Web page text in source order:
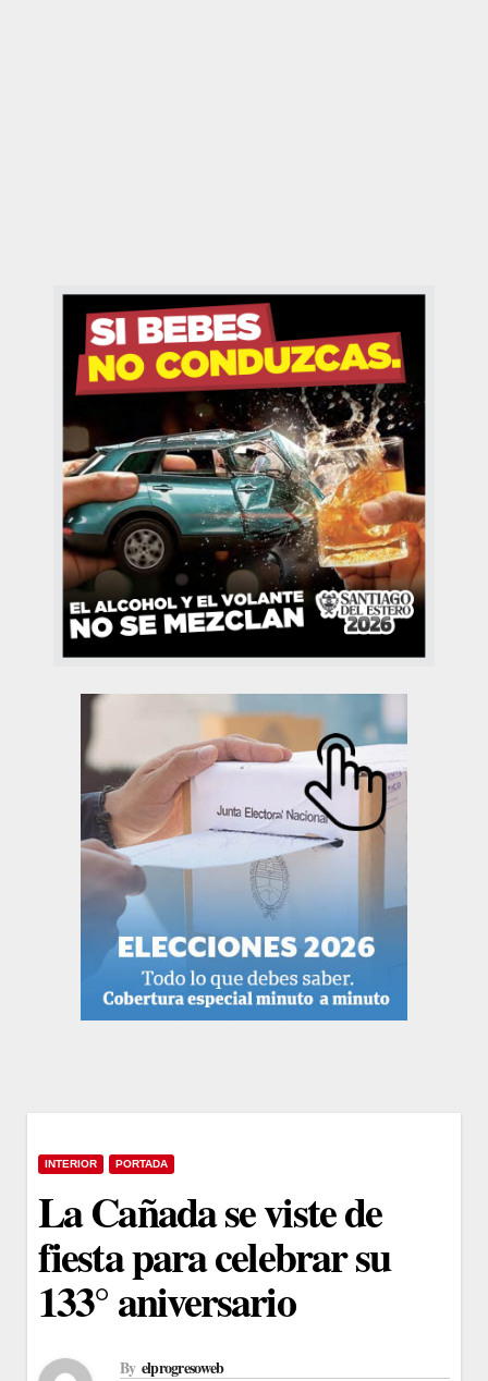
INTERIOR PORTADA
La Cañada se viste de
fiesta para celebrar su
133° aniversario
By elprogresoweb